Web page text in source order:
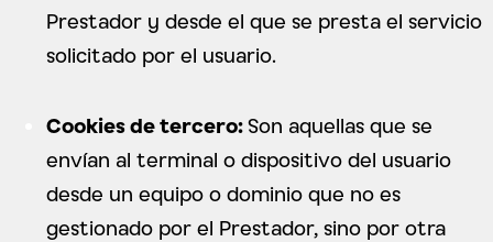
Prestador y desde el que se presta el servicio
solicitado por el usuario.
Cookies de tercero:Son aquellas que se
envían al terminal o dispositivo del usuario
desde un equipo o dominio que no es
gestionado por el Prestador, sino por otra